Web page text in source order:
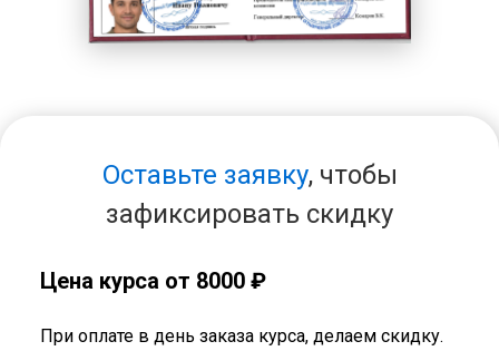
Оставьте заявку, чтобы
зафиксировать скидку
Цена курса от 8000 ₽
При оплате в день заказа курса, делаем скидку.